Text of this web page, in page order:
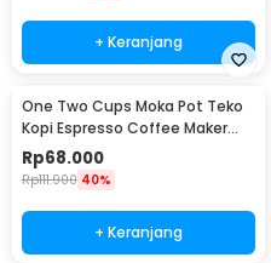
+ Keranjang
One Two Cups Moka Pot Teko
Kopi Espresso Coffee Maker
Stovetop 4 Cup 200ml - Z21
Rp68.000
Rp111.900 40%
+ Keranjang